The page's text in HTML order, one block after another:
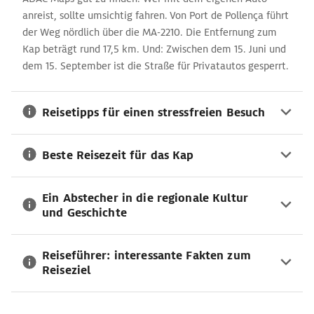
Serpentinenstraße für private Kraftfahrzeuge gesperrt, dann
befördern Shuttle-Busse die Besucher.
anreist, sollte umsichtig fahren. Von Port de Pollença führt
der Weg nördlich über die MA-2210. Die Entfernung zum
Kap beträgt rund 17,5 km. Und: Zwischen dem 15. Juni und
dem 15. September ist die Straße für Privatautos gesperrt.
Reisetipps für einen stressfreien Besuch
Beste Reisezeit für das Kap
Ein Abstecher in die regionale Kultur
und Geschichte
Reiseführer: interessante Fakten zum
Reiseziel